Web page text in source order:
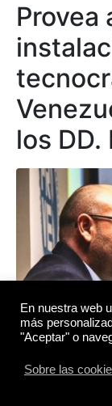
Provea
los DD.
Caracas. – La
En nuestra web
más
"Aceptar" o
Sobre las